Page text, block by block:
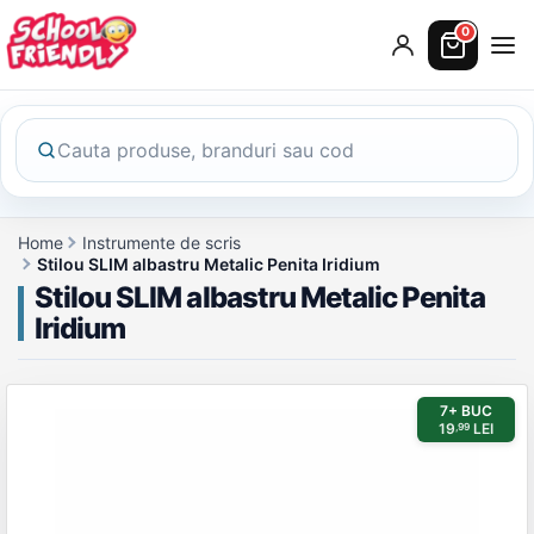
0
Home
Instrumente de scris
Stilou SLIM albastru Metalic Penita Iridium
Stilou SLIM albastru Metalic Penita
Iridium
7+ BUC
19,99 LEI